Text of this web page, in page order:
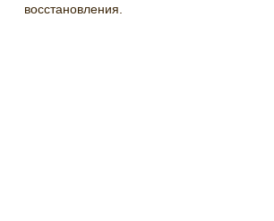
восстановления.